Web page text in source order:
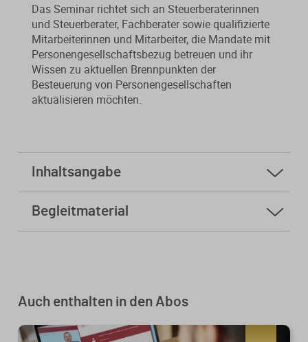
Das Seminar richtet sich an Steuerberaterinnen
und Steuerberater, Fachberater sowie qualifizierte
Mitarbeiterinnen und Mitarbeiter, die Mandate mit
Personengesellschaftsbezug betreuen und ihr
Wissen zu aktuellen Brennpunkten der
Besteuerung von Personengesellschaften
aktualisieren möchten.
Inhaltsangabe
1.1 Gesetzesänderungen im Zusammenhang mit
2.1 Einkünftequalifikation (gewerbliche Tätigkeit,
Abgrenzung zur Vermögensverwaltung,
gewerblicher Grundstückshandel, Grundsätze der
Infektion u. gewerblicher Prägung,
Begleitmaterial
Auch enthalten in den Abos